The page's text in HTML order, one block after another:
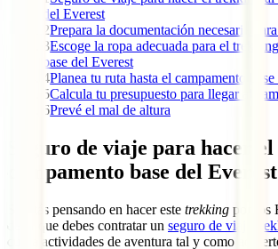
del Everest
2Prepara la documentación necesaria
3Escoge la ropa adecuada para el trekking
base del Everest
4Planea tu ruta hasta el campamento
5Calcula tu presupuesto para llegar al
6Prevé el mal de altura
Seguro de viaje para hacer
campamento base del Everest
Si estás pensando en hacer este trekking por los
decir que debes contratar un seguro de viaje
cubra actividades de aventura tal y como